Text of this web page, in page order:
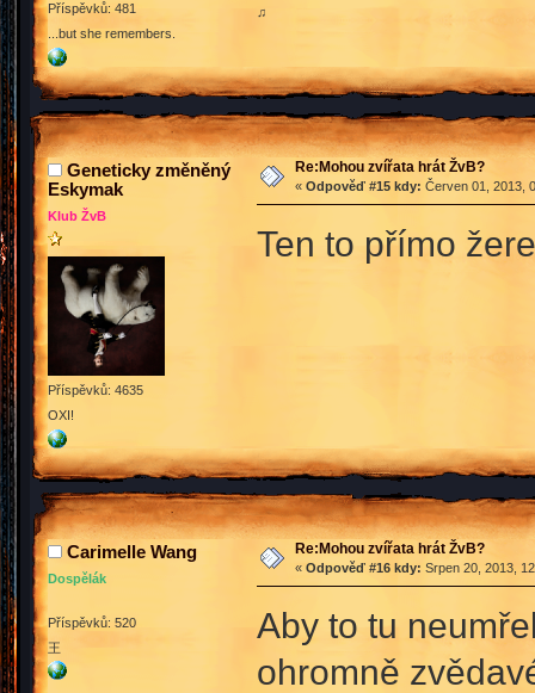
Příspěvků: 481
...but she remembers.
♫
Geneticky změněný
Eskymak
Klub ŽvB
Příspěvků: 4635
OXI!
Re:Mohou zvířata hrát ŽvB?
« Odpověď #15 kdy: Červen 01, 2013,
Ten to přímo
Carimelle Wang
Dospělák
Příspěvků: 520
王
Re:Mohou zvířata hrát ŽvB?
« Odpověď #16 kdy: Srpen 20, 2013,
Aby to tu
ohromně